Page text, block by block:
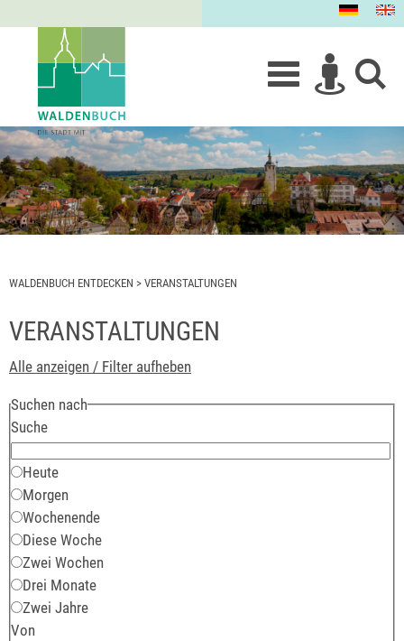
WALDENBUCH ENTDECKEN > VERANSTALTUNGEN
VERANSTALTUNGEN
Alle anzeigen / Filter aufheben
Suchen nach
Suche
Heute
Morgen
Wochenende
Diese Woche
Zwei Wochen
Drei Monate
Zwei Jahre
Von